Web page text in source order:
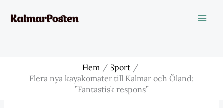
Hem
Sport
Flera nya kayakomater till Kalmar och Öland:
”Fantastisk respons”